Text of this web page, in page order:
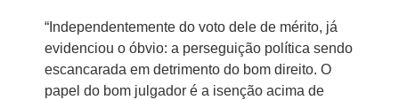
“Independentemente do voto dele de mérito, já
evidenciou o óbvio: a perseguição política sendo
escancarada em detrimento do bom direito. O
papel do bom julgador é a isenção acima de